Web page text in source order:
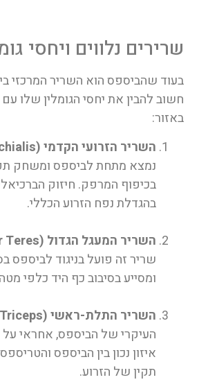
שרירים נלווים ויחסי
בעוד שהביספס הוא השריר המרכזי
חשוב להבין את יחסי הגומלין שלו
באזור:
השריר הזרועי הקדמי (Brachialis):
נמצא מתחת לביספס ומשחק
בכיפוף המרפק. חיזוק
בהגדלת נפח הזרוע הכללי.
השריר המעגל הגדול (Pronator Teres):
שריר זה פועל בניגוד לביספס
ומסייע בסיבוב כף היד כלפי
השריר התלת-ראשי (Triceps):
העיקרי של הביספס, אחראי
איזון נכון בין הביספס
תקין של הזרוע.